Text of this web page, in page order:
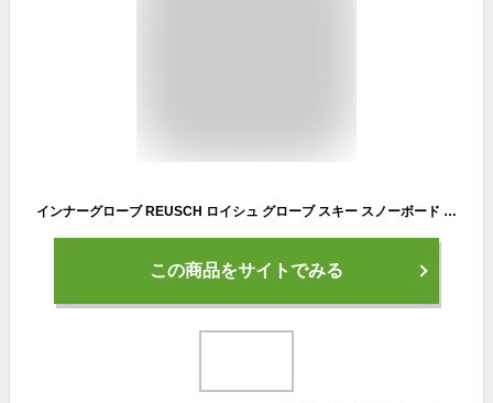
インナーグローブ REUSCH ロイシュ グローブ スキー スノーボード スノボ 手袋 メンズ レディース＜2025＞ LIAM TOUCH-TEC リアムタッチテック / 6306105
この商品をサイトでみる